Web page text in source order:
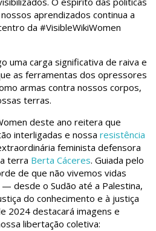
aprendizados continua a
da #VisibleWikiWomen
uma carga significativa de raiva e
as ferramentas dos opressores
armas contra nossos corpos,
terras.
deste ano reitera que
interligadas e nossa resistência
feminista defensora
terra Berta Cáceres. Guiada pelo
de que não vivemos vidas
desde o Sudão até a Palestina,
do conhecimento e à justiça
2024 destacará imagens e
libertação coletiva: